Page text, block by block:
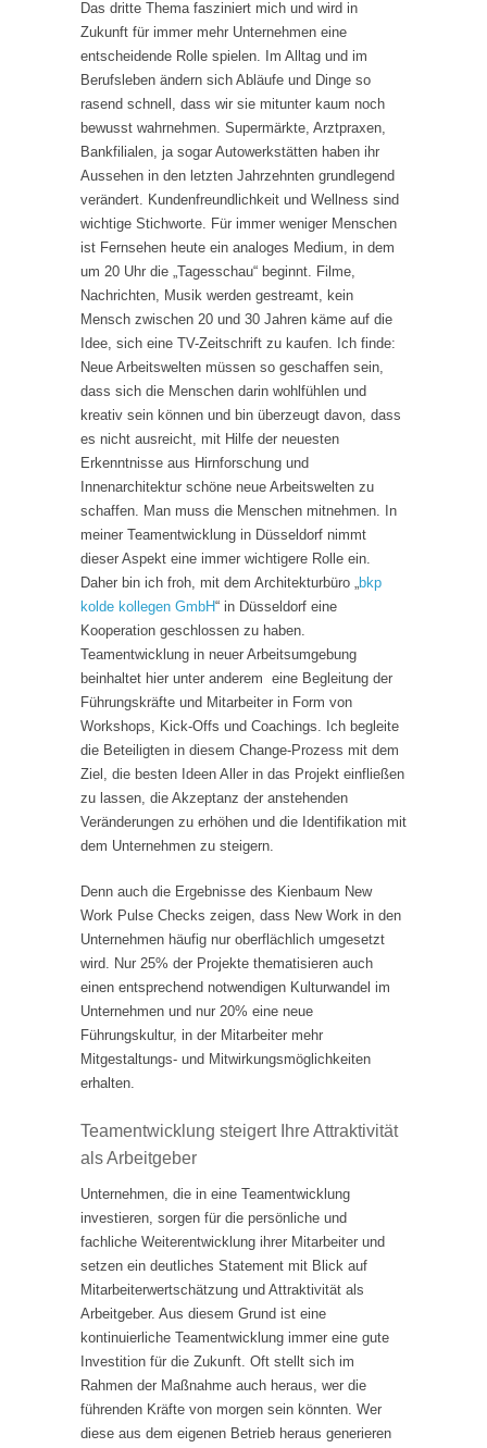
Das dritte Thema fasziniert mich und wird in
Zukunft für immer mehr Unternehmen eine
entscheidende Rolle spielen. Im Alltag und im
Berufsleben ändern sich Abläufe und Dinge so
rasend schnell, dass wir sie mitunter kaum noch
bewusst wahrnehmen. Supermärkte, Arztpraxen,
Bankfilialen, ja sogar Autowerkstätten haben ihr
Aussehen in den letzten Jahrzehnten grundlegend
verändert. Kundenfreundlichkeit und Wellness sind
wichtige Stichworte. Für immer weniger Menschen
ist Fernsehen heute ein analoges Medium, in dem
um 20 Uhr die „Tagesschau“ beginnt. Filme,
Nachrichten, Musik werden gestreamt, kein
Mensch zwischen 20 und 30 Jahren käme auf die
Idee, sich eine TV-Zeitschrift zu kaufen. Ich finde:
Neue Arbeitswelten müssen so geschaffen sein,
dass sich die Menschen darin wohlfühlen und
kreativ sein können und bin überzeugt davon, dass
es nicht ausreicht, mit Hilfe der neuesten
Erkenntnisse aus Hirnforschung und
Innenarchitektur schöne neue Arbeitswelten zu
schaffen. Man muss die Menschen mitnehmen. In
meiner Teamentwicklung in Düsseldorf nimmt
dieser Aspekt eine immer wichtigere Rolle ein.
Daher bin ich froh, mit dem Architekturbüro „bkp
kolde kollegen GmbH“ in Düsseldorf eine
Kooperation geschlossen zu haben.
Teamentwicklung in neuer Arbeitsumgebung
beinhaltet hier unter anderem eine Begleitung der
Führungskräfte und Mitarbeiter in Form von
Workshops, Kick-Offs und Coachings. Ich begleite
die Beteiligten in diesem Change-Prozess mit dem
Ziel, die besten Ideen Aller in das Projekt einfließen
zu lassen, die Akzeptanz der anstehenden
Veränderungen zu erhöhen und die Identifikation mit
dem Unternehmen zu steigern.
Denn auch die Ergebnisse des Kienbaum New
Work Pulse Checks zeigen, dass New Work in den
Unternehmen häufig nur oberflächlich umgesetzt
wird. Nur 25% der Projekte thematisieren auch
einen entsprechend notwendigen Kulturwandel im
Unternehmen und nur 20% eine neue
Führungskultur, in der Mitarbeiter mehr
Mitgestaltungs- und Mitwirkungsmöglichkeiten
erhalten.
Teamentwicklung steigert Ihre Attraktivität
als Arbeitgeber
Unternehmen, die in eine Teamentwicklung
investieren, sorgen für die persönliche und
fachliche Weiterentwicklung ihrer Mitarbeiter und
setzen ein deutliches Statement mit Blick auf
Mitarbeiterwertschätzung und Attraktivität als
Arbeitgeber. Aus diesem Grund ist eine
kontinuierliche Teamentwicklung immer eine gute
Investition für die Zukunft. Oft stellt sich im
Rahmen der Maßnahme auch heraus, wer die
führenden Kräfte von morgen sein könnten. Wer
diese aus dem eigenen Betrieb heraus generieren